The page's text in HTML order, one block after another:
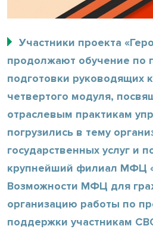
Участники проекта
продолжают обучение по
подготовки руководящих
четвертого модуля,
отраслевым практикам
погрузились в тему
государственных услуг и
крупнейший филиал МФЦ
Возможности МФЦ для
организацию работы по
поддержки участникам